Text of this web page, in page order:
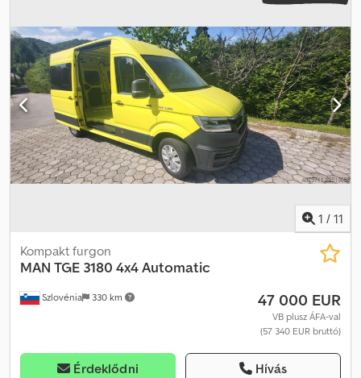
üzemanyag:dízel, szín:fehér, vezetőfülke:nappali fülke,
hajtástípus:automata, kibocsátási osztály:Euro 6, felfüggesztés:
acél-levegő, ülések száma:2, teljes hossz:9 800 mm, teljes
szélesség: 2 500 mm , teljes magasság:4 000 mm, raktér hossza:
6 400 mm, rakodótér szélesség:2 550 mm, Gyártási év:2018,
Felszereltség: ABS, EBS (Elektronikus fékrendszer), daru,
elektronikus stabilitásprogram (ESP), kipörgésgátló,
légkondicionálás, retarder, szervokormány, teherautó
regisztráció, tempomat, KIVÁLÓ ÁLLAPOTÚ!!! AZONNAL
ELÉRHETŐ!!! Dsdpfx Adoztck Aekock MAN TGS 33.500 6x6 E6
1 / 11
Szlovénia 330 km
Kompakt furgon
MAN TGE 3180 4x4 Automatic
47 000 EUR
VB plusz ÁFA-val
(57 340 EUR bruttó)
Érdeklődni Hívás